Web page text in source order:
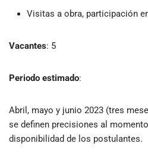
Visitas a obra, participación
Vacantes: 5
Periodo estimado:
Abril, mayo y junio 2023 (tres
se definen precisiones al
disponibilidad de los postulantes.